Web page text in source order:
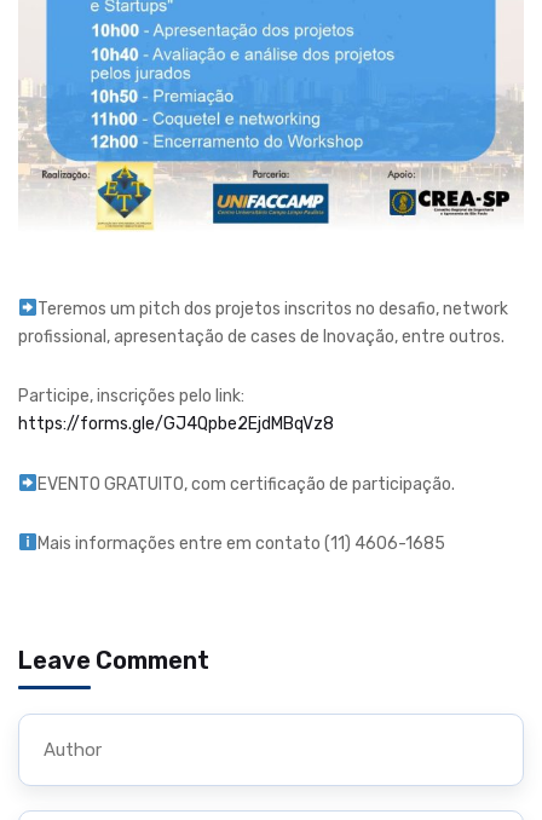
Teremos um pitch dos projetos inscritos no desafio, network
profissional, apresentação de cases de Inovação, entre outros.
Participe, inscrições pelo link:
https://forms.gle/GJ4Qpbe2EjdMBqVz8
EVENTO GRATUITO, com certificação de participação.
Mais informações entre em contato (11) 4606-1685
Leave Comment